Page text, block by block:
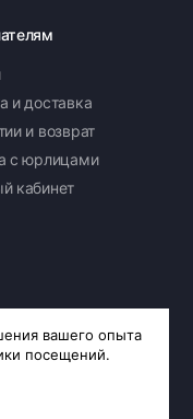
и доставка
и возврат
с юрлицами
кабинет